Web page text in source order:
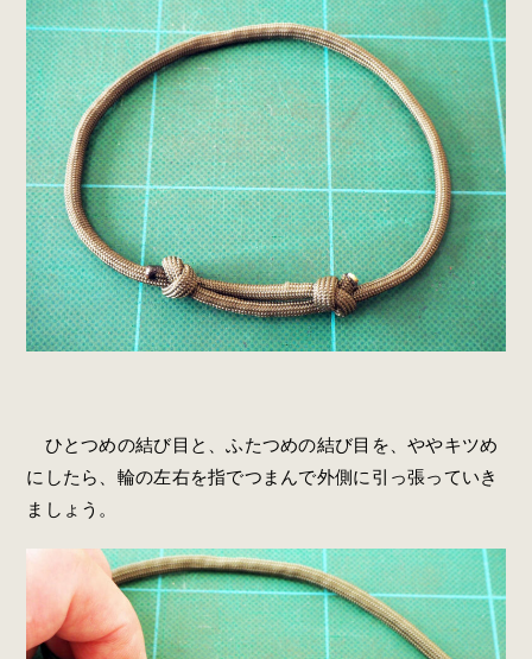
ひとつめの結び目と、ふたつめの結び目を、ややキツめ
にしたら、輪の左右を指でつまんで外側に引っ張っていき
ましょう。